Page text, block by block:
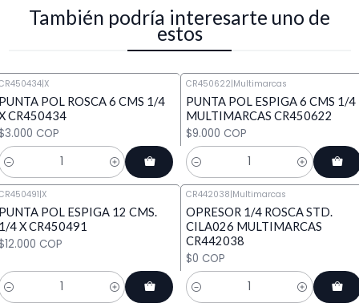
También podría interesarte uno de
estos
|X
POL ROSCA 6 CMS 1/4
CR450434
COP
CR450622|Multimarcas
PUNTA POL ESPIGA 6 CMS 1/4
MULTIMARCAS CR450622
$9.000 COP
Cantidad
|X
POL ESPIGA 12 CMS.
4 X CR450491
COP
CR442038|Multimarcas
OPRESOR 1/4 ROSCA STD.
CILA026 MULTIMARCAS
CR442038
$0 COP
Cantidad